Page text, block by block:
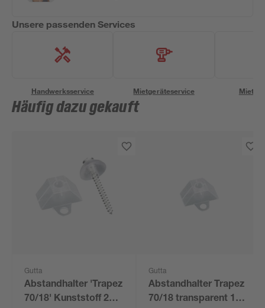
Unsere passenden Services
Handwerksservice Mietgeräteservice
Häufig dazu gekauft
Gutta
Abstandhalter 'Trapez
70/18' Kunststoff 20
Gutta
Abstandhalter Trapez
70/18 transparent 100